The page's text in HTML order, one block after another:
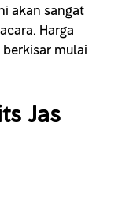
akan sangat
Harga
mulai
Jas